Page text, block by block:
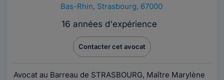
Bas-Rhin, Strasbourg, 67000
16 années d'expérience
Contacter cet avocat
Avocat au Barreau de STRASBOURG, Maître Marylène